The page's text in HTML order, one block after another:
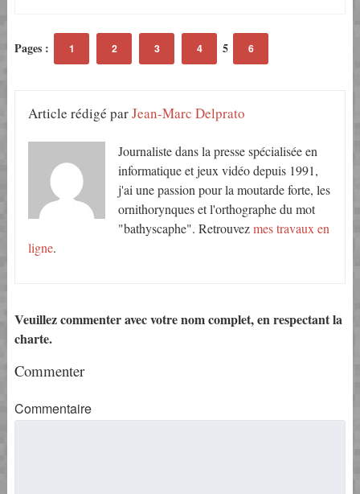
Pages : 1 2 3 4 5 6
Article rédigé parJean-Marc Delprato
Journaliste dans la presse spécialisée en
informatique et jeux vidéo depuis 1991,
j'ai une passion pour la moutarde forte, les
ornithorynques et l'orthographe du mot
"bathyscaphe". Retrouvezmes travaux en
ligne.
Veuillez commenter avec votre nom complet, en respectant la
charte.
Commenter
Commentaire